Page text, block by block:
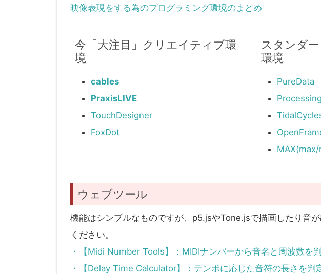
映像表現をする為のプログラミング環境のまとめ
今「大注目」クリエイティブ環
境
cables
PraxisLIVE
TouchDesigner
FoxDot
スタンダ
環境
PureData
Processing
ウェブツール
機能はシンプルなものですが、p5.jsやTone.jsで描画したり音
ください。
・【Midi Number Tools】：MIDIナンバーから音名と周波数を
・【Delay Time Calculator】：テンポに応じた音符の長さを判